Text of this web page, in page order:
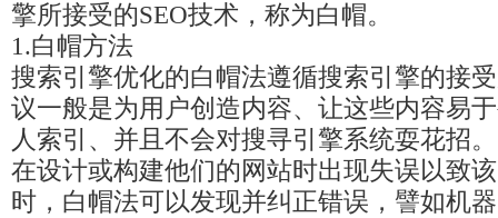
擎所接受的SEO技术，称为白帽。
1.白帽方法
搜索引擎优化的白帽法遵循搜索引擎的接
议一般是为用户创造内容、让这些内容易
人索引、并且不会对搜寻引擎系统耍花招
在设计或构建他们的网站时出现失误以致
时，白帽法可以发现并纠正错误，譬如机